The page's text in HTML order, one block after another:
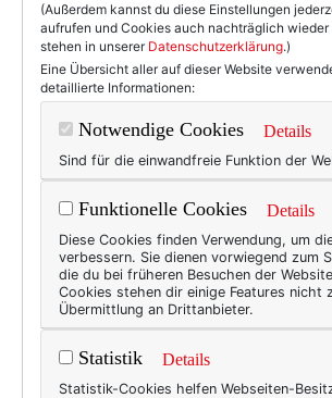
(Außerdem kannst du diese Einstellungen
aufrufen und Cookies auch nachträglich
stehen in unserer Datenschutzerklärung.)
Eine Übersicht aller auf dieser Website
detaillierte Informationen:
Notwendige Cookies Details
Sind für die einwandfreie Funktion der
Funktionelle Cookies Details
Diese Cookies finden Verwendung, um
verbessern. Sie dienen vorwiegend zum
die du bei früheren Besuchen der
Cookies stehen dir einige Features nicht
Übermittlung an Drittanbieter.
Statistik Details
Statistik-Cookies helfen Webseiten-